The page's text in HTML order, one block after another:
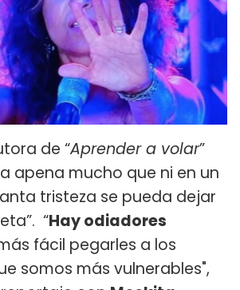
de “Aprender a volar”
apena mucho que ni en un
tristeza se pueda dejar
“Hay odiadores
fácil pegarles a los
somos más vulnerables",